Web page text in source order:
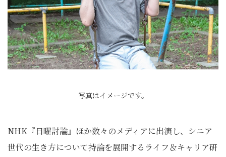
写真はイメージです。
NHK『日曜討論』ほか数々のメディアに出演し、シニア
世代の生き方について持論を展開するライフ＆キャリア研